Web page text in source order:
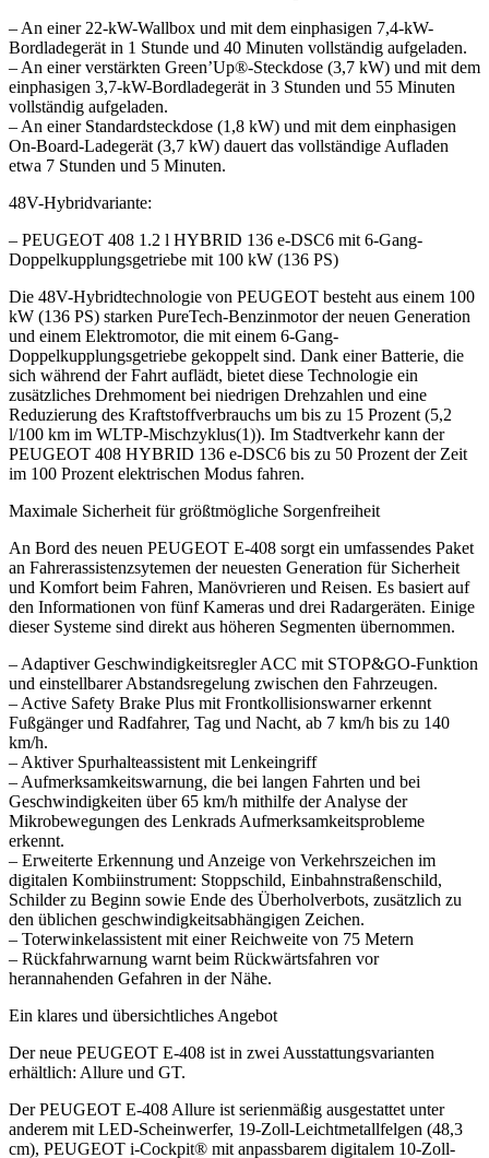
– An einer 22-kW-Wallbox und mit dem einphasigen 7,4-kW-
Bordladegerät in 1 Stunde und 40 Minuten vollständig aufgeladen.
– An einer verstärkten Green’Up®-Steckdose (3,7 kW) und mit dem
einphasigen 3,7-kW-Bordladegerät in 3 Stunden und 55 Minuten
vollständig aufgeladen.
– An einer Standardsteckdose (1,8 kW) und mit dem einphasigen
On-Board-Ladegerät (3,7 kW) dauert das vollständige Aufladen
etwa 7 Stunden und 5 Minuten.
48V-Hybridvariante:
– PEUGEOT 408 1.2 l HYBRID 136 e-DSC6 mit 6-Gang-
Doppelkupplungsgetriebe mit 100 kW (136 PS)
Die 48V-Hybridtechnologie von PEUGEOT besteht aus einem 100
kW (136 PS) starken PureTech-Benzinmotor der neuen Generation
und einem Elektromotor, die mit einem 6-Gang-
Doppelkupplungsgetriebe gekoppelt sind. Dank einer Batterie, die
sich während der Fahrt auflädt, bietet diese Technologie ein
zusätzliches Drehmoment bei niedrigen Drehzahlen und eine
Reduzierung des Kraftstoffverbrauchs um bis zu 15 Prozent (5,2
l/100 km im WLTP-Mischzyklus(1)). Im Stadtverkehr kann der
PEUGEOT 408 HYBRID 136 e-DSC6 bis zu 50 Prozent der Zeit
im 100 Prozent elektrischen Modus fahren.
Maximale Sicherheit für größtmögliche Sorgenfreiheit
An Bord des neuen PEUGEOT E-408 sorgt ein umfassendes Paket
an Fahrerassistenzsytemen der neuesten Generation für Sicherheit
und Komfort beim Fahren, Manövrieren und Reisen. Es basiert auf
den Informationen von fünf Kameras und drei Radargeräten. Einige
dieser Systeme sind direkt aus höheren Segmenten übernommen.
– Adaptiver Geschwindigkeitsregler ACC mit STOP&GO-Funktion
und einstellbarer Abstandsregelung zwischen den Fahrzeugen.
– Active Safety Brake Plus mit Frontkollisionswarner erkennt
Fußgänger und Radfahrer, Tag und Nacht, ab 7 km/h bis zu 140
km/h.
– Aktiver Spurhalteassistent mit Lenkeingriff
– Aufmerksamkeitswarnung, die bei langen Fahrten und bei
Geschwindigkeiten über 65 km/h mithilfe der Analyse der
Mikrobewegungen des Lenkrads Aufmerksamkeitsprobleme
erkennt.
– Erweiterte Erkennung und Anzeige von Verkehrszeichen im
digitalen Kombiinstrument: Stoppschild, Einbahnstraßenschild,
Schilder zu Beginn sowie Ende des Überholverbots, zusätzlich zu
den üblichen geschwindigkeitsabhängigen Zeichen.
– Toterwinkelassistent mit einer Reichweite von 75 Metern
– Rückfahrwarnung warnt beim Rückwärtsfahren vor
herannahenden Gefahren in der Nähe.
Ein klares und übersichtliches Angebot
Der neue PEUGEOT E-408 ist in zwei Ausstattungsvarianten
erhältlich: Allure und GT.
Der PEUGEOT E-408 Allure ist serienmäßig ausgestattet unter
anderem mit LED-Scheinwerfer, 19-Zoll-Leichtmetallfelgen (48,3
cm), PEUGEOT i-Cockpit® mit anpassbarem digitalem 10-Zoll-